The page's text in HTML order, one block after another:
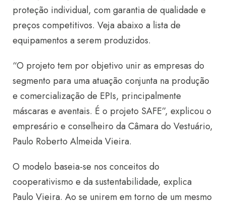
proteção individual, com garantia de qualidade e
preços competitivos. Veja abaixo a lista de
equipamentos a serem produzidos.
“O projeto tem por objetivo unir as empresas do
segmento para uma atuação conjunta na produção
e comercialização de EPIs, principalmente
máscaras e aventais. É o projeto SAFE”, explicou o
empresário e conselheiro da Câmara do Vestuário,
Paulo Roberto Almeida Vieira.
O modelo baseia-se nos conceitos do
cooperativismo e da sustentabilidade, explica
Paulo Vieira. Ao se unirem em torno de um mesmo